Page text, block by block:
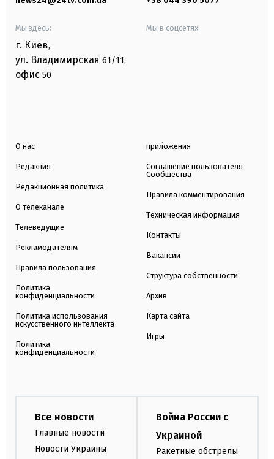
Мы здесь:
г. Киев,
ул. Владимирская 61/11,
офис 50
Мы в соцсетях:
О нас
Редакция
Редакционная политика
О телеканале
Телеведущие
Рекламодателям
Правила пользования
Политика
конфиденциальности
Политика использования
искусственного интеллекта
Политика
конфиденциальности
приложения
Соглашение пользователя
Сообщества
Правила комментирования
Техническая информация
Контакты
Вакансии
Структура собственности
Архив
Карта сайта
Игры
Все новости
Главные новости
Новости Украины
Война России с
Украиной
Ракетные обстрелы